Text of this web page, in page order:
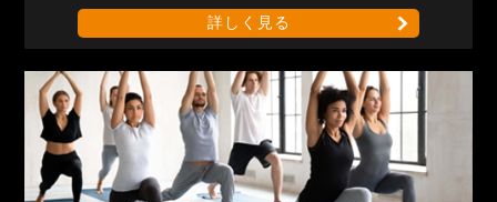
詳しく見る